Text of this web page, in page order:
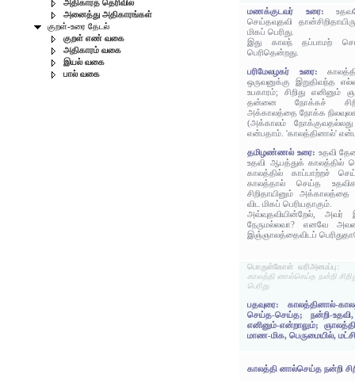
அதிகாரத் தெரிவில்
அனைத்து அதிகாரங்கள்
குறள்-உரை தேடல்
குறள் எண் வகை
அதிகாரம் வகை
இயல் வகை
பால் வகை
மணக்குடவர் உரை:
செய்தவுதவி
மிகப் பெரிது.
இது காலந் தப்பாமற்
பெரிதென்றது.
பரிமேலழகர் உரை:
ஒருவனுக்கு இறுதிவந்த
உபகாரம்; சிறிது எனினும்
தன்னை நோக்கச்
அக்காலத்தை நோக்க
(அக்காலம்
என்பதாம். 'காலத்தினால்'
தமிழண்ணல் உரை: உதவி
உதவி ஆபத்துக் காலத்தில்
காலத்தில் காப்பாற்றச்
காலத்தால் செய்த
சிறிதாயினும்
விட மிகப் பெரியதாகும்.
அவ்வுதவியின்றேல்,
நேருமல்லவா? எனவே
இஞ்ஞாலத்தைவிடப்
பொருள்கோள் வரிஅமைப்பு:
காலத்தி னால்செய்த நன்றி
பெரிது
பதவுரை: காலத்தினால்-
செய்த-செய்த; நன்றி-உதவி,
எனினும்-என்றாலும்;
மாண-மிக, பெருமையில்,
காலத்தி னால்செய்த நன்றி